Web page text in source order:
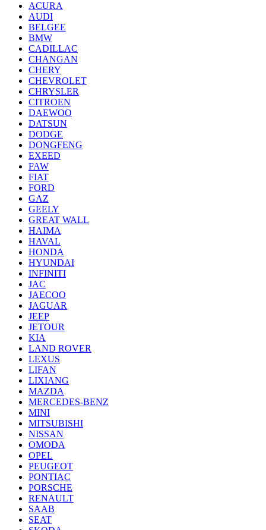
ACURA
AUDI
BELGEE
BMW
CADILLAC
CHANGAN
CHERY
CHEVROLET
CHRYSLER
CITROEN
DAEWOO
DATSUN
DODGE
DONGFENG
EXEED
FAW
FIAT
FORD
GAZ
GEELY
GREAT WALL
HAIMA
HAVAL
HONDA
HYUNDAI
INFINITI
JAC
JAECOO
JAGUAR
JEEP
JETOUR
KIA
LAND ROVER
LEXUS
LIFAN
LIXIANG
MAZDA
MERCEDES-BENZ
MINI
MITSUBISHI
NISSAN
OMODA
OPEL
PEUGEOT
PONTIAC
PORSCHE
RENAULT
SAAB
SEAT